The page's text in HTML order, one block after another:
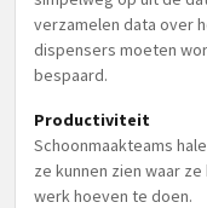
verzamelen data over
dispensers moeten
bespaard.
Productiviteit
Schoonmaakteams
ze kunnen zien waar
werk hoeven te doen.